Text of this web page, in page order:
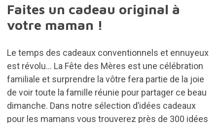
Faites un cadeau original à
votre maman !
Le temps des cadeaux conventionnels et ennuyeux
est révolu... La Fête des Mères est une célébration
familiale et surprendre la vôtre fera partie de la joie
de voir toute la famille réunie pour partager ce beau
dimanche. Dans notre sélection d’idées cadeaux
pour les mamans vous trouverez près de 300 idées